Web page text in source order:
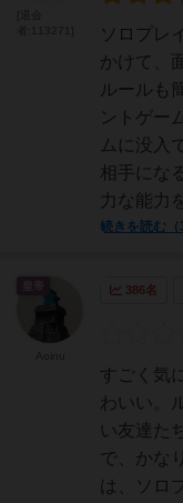
ソロプレ
かけて、
ルールも
ントゲー
ムに没入
相手にな
力な能力
続きを読む（
386名
すごく気
わいい。
い友達た
で、かな
は、ソロ